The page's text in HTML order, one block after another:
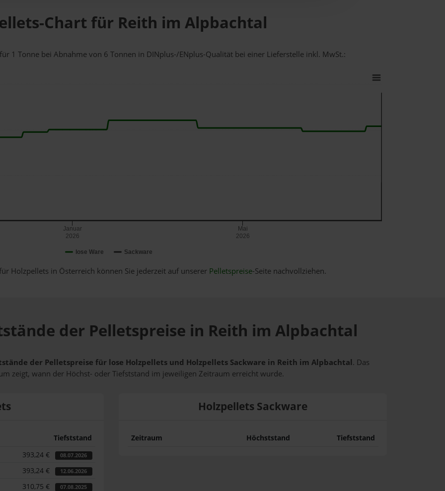
Chart für Reith im Alpbachtal
1 Tonne bei Abnahmevon 6 Tonnen in DINplus-/ENplus-Qualität bei einer Lieferstelle inkl. MwSt.:
lose Ware Sackware
Januar
2026
Mai
2026
Holzpellets in Österreich können Sie jederzeit auf unserer Pelletspreise-Seite nachvollziehen.
der Pelletspreise in Reith im Alpbachtal
der Pelletspreise für lose Holzpellets und Holzpellets Sackware in Reith im Alpbachtal. Das
zeigt, wann der Höchst- oder Tiefststand im jeweiligen Zeitraum erreicht wurde.
Tiefststand
393,24 € 08.07.2026
393,24 € 12.06.2026
310,75 € 07.08.2025
Holzpellets Sackware
Zeitraum Höchststand Tiefststand